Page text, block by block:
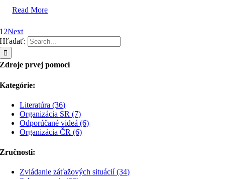
Read More
1 2Next
Hľadať:
Zdroje prvej pomoci
Kategórie:
Literatúra (36)
Organizácia SR (7)
Odporúčané videá (6)
Organizácia ČR (6)
Zručnosti:
Zvládanie záťažových situácií (34)